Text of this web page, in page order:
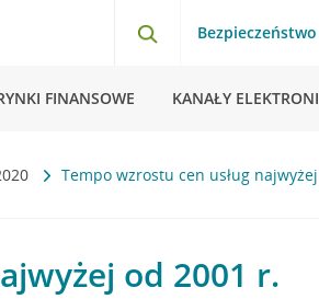
Bezpieczeństwo
FINANSOWE KANAŁY
Tempo wzrostu cen usług
od 2001 r.